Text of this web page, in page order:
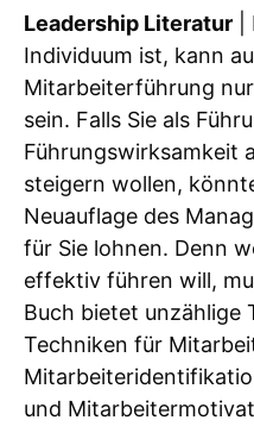
Leadership Literatur
Individuum ist, kann
Mitarbeiterführung
sein. Falls Sie als
Führungswirksamkeit
steigern wollen,
Neuauflage des
für Sie lohnen. Denn
effektiv führen will,
Buch bietet unzählige
Techniken für
und